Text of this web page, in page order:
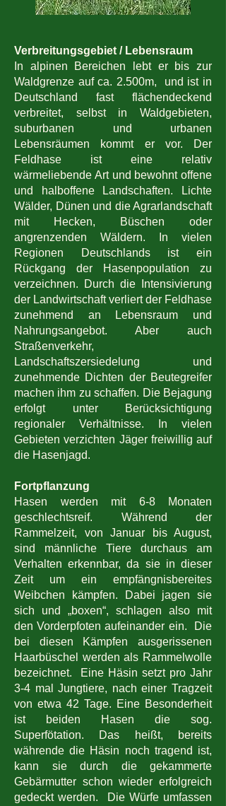
Verbreitungsgebiet / Lebensraum
In alpinen Bereichen lebt er bis zur
Waldgrenze auf ca. 2.500m, und ist in
Deutschland fast flächendeckend
verbreitet, selbst in Waldgebieten,
suburbanen und urbanen
Lebensräumen kommt er vor. Der
Feldhase ist eine relativ
wärmeliebende Art und bewohnt offene
und halboffene Landschaften. Lichte
Wälder, Dünen und die Agrarlandschaft
mit Hecken, Büschen oder
angrenzenden Wäldern. In vielen
Regionen Deutschlands ist ein
Rückgang der Hasenpopulation zu
verzeichnen. Durch die Intensivierung
der Landwirtschaft verliert der Feldhase
zunehmend an Lebensraum und
Nahrungsangebot. Aber auch
Straßenverkehr,
Landschaftszersiedelung und
zunehmende Dichten der Beutegreifer
machen ihm zu schaffen. Die Bejagung
erfolgt unter Berücksichtigung
regionaler Verhältnisse. In vielen
Gebieten verzichten Jäger freiwillig auf
die Hasenjagd.
Fortpflanzung
Hasen werden mit 6-8 Monaten
geschlechtsreif. Während der
Rammelzeit, von Januar bis August,
sind männliche Tiere durchaus am
Verhalten erkennbar, da sie in dieser
Zeit um ein empfängnisbereites
Weibchen kämpfen. Dabei jagen sie
sich und „boxen“, schlagen also mit
den Vorderpfoten aufeinander ein. Die
bei diesen Kämpfen ausgerissenen
Haarbüschel werden als Rammelwolle
bezeichnet. Eine Häsin setzt pro Jahr
3-4 mal Jungtiere, nach einer Tragzeit
von etwa 42 Tage. Eine Besonderheit
ist beiden Hasen die sog.
Superfötation. Das heißt, bereits
währende die Häsin noch tragend ist,
kann sie durch die gekammerte
Gebärmutter schon wieder erfolgreich
gedeckt werden. Die Würfe umfassen